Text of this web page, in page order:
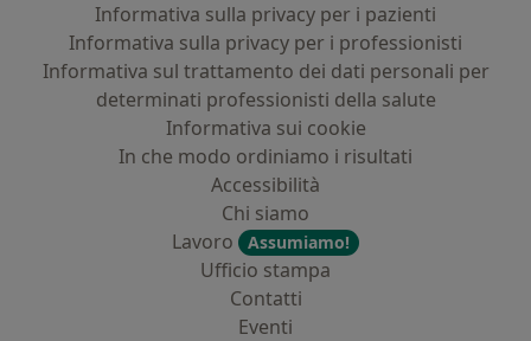
Informativa sulla privacy per i pazienti
Informativa sulla privacy per i professionisti
Informativa sul trattamento dei dati personali per
determinati professionisti della salute
Informativa sui cookie
In che modo ordiniamo i risultati
Accessibilità
Chi siamo
Lavoro
Assumiamo!
Ufficio stampa
Contatti
Eventi